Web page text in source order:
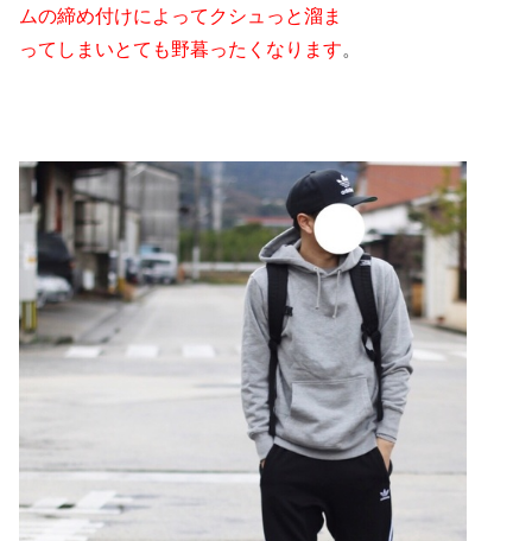
ムの締め付けによってクシュっと溜ま
ってしまいとても野暮ったくなります。